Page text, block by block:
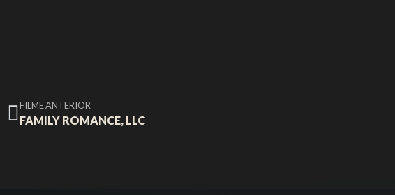
FILME ANTERIOR
FAMILY ROMANCE, LLC